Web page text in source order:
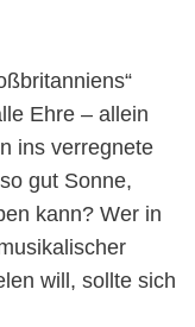
Ehre – allein
ins verregnete
gut Sonne,
kann? Wer in
will, sollte sich